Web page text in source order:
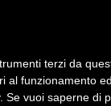
terzi da
al funzionamento
Se vuoi saperne di